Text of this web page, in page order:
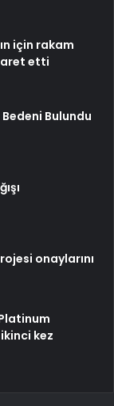
için rakam
etti
Bedeni Bulundu
onaylarını
kez